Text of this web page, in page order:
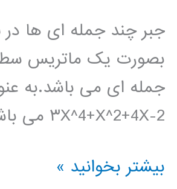
بصورت یک ماتریس
جمله ای می باشد.به
۳X^4+X^2+4X-2 می باشد. [۲- A=[3 0 1 4 به این نکته دقت داشته
جبر
بیشتر بخوانید »